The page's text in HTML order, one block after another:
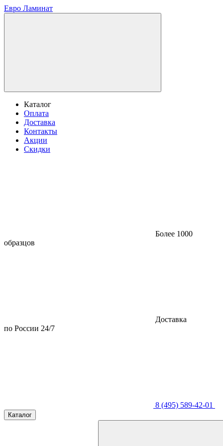
Евро Ламинат
Каталог
Оплата
Доставка
Контакты
Акции
Скидки
Более 1000
образцов
Доставка
по России 24/7
8 (495) 589-42-01
Каталог